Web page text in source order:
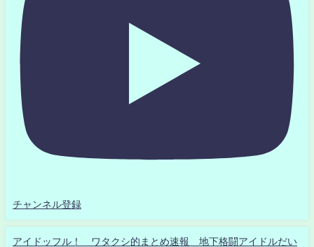
チャンネル登録
アイドッフル！ ワタクシ的まとめ速報 地下格闘アイドルだい